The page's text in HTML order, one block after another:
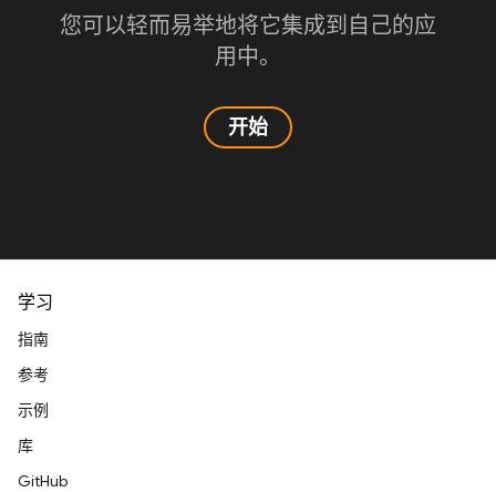
您可以轻而易举地将它集成到自己的应
用中。
开始
学习
指南
参考
示例
库
GitHub